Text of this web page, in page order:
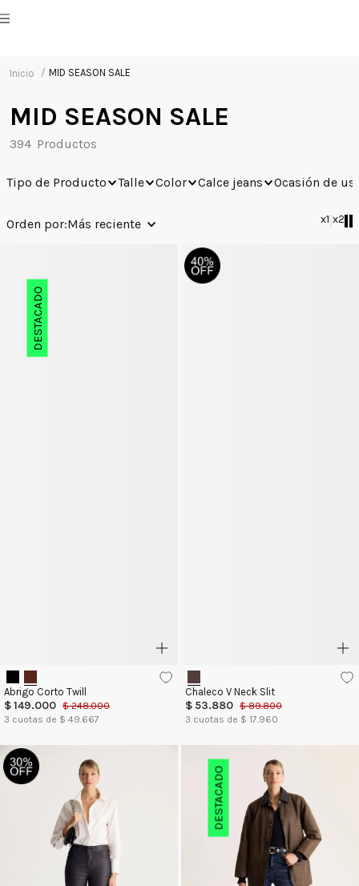
MID SEASON SALE
MID SEASON SALE
394
Tipo de Producto Talle Color Calce jeans Ocasión de
Más reciente x1 x2
DESTACADO
Abrigo Corto Twill
$149.000 $ 248.000
3 cuotas de $ 49.667
Chaleco V Neck Slit
$ 53.880 $ 89.800
3 cuotas de $ 17.960
DESTACADO